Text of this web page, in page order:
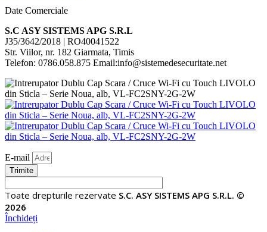
Date Comerciale
S.C ASY SISTEMS APG S.R.L
J35/3642/2018 | RO40041522
Str. Viilor, nr. 182 Giarmata, Timis
Telefon: 0786.058.875 Email:info@sistemedesecuritate.net
E-mail
Trimite
Toate drepturile rezervate S.C. ASY SISTEMS APG S.R.L. ©
2026
Închideți